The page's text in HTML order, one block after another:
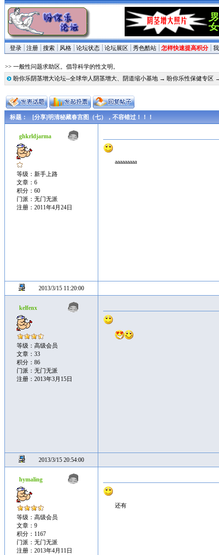
登录 注册 搜索 风格 论坛状态 论坛展区 秀色酷站 怎样快速提高积分
>> 一般性问题求助区。倡导科学的性文明。
盼你乐阴茎增大论坛--全球华人阴茎增大、阴道缩小基地→ 盼你乐性保健专区
标题： [分享]明清秘藏春宫图（七），不容错过！！！
ghkrldjarma
等级：新手上路
文章：6
积分：60
门派：无门无派
注册：2011年4月24日
aaaaaaaaa
2013/3/15 11:20:00
kelfenx
等级：高级会员
文章：33
积分：86
门派：无门无派
注册：2013年3月15日
2013/3/15 20:54:00
hymaling
等级：高级会员
文章：9
积分：1167
门派：无门无派
注册：2013年4月11日
还有